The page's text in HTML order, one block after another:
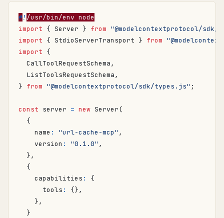
#! /usr/bin/env node
import { Server } from "@modelcontextprotocol/
import { StdioServerTransport } from
import {
CallToolRequestSchema,
ListToolsRequestSchema,
} from "@modelcontextprotocol/sdk/types.js" ;
const server = new Server(
{
name : "url-cache-mcp" ,
version : "0.1.0" ,
},
{
capabilities :
{
tools :
{},
},
}